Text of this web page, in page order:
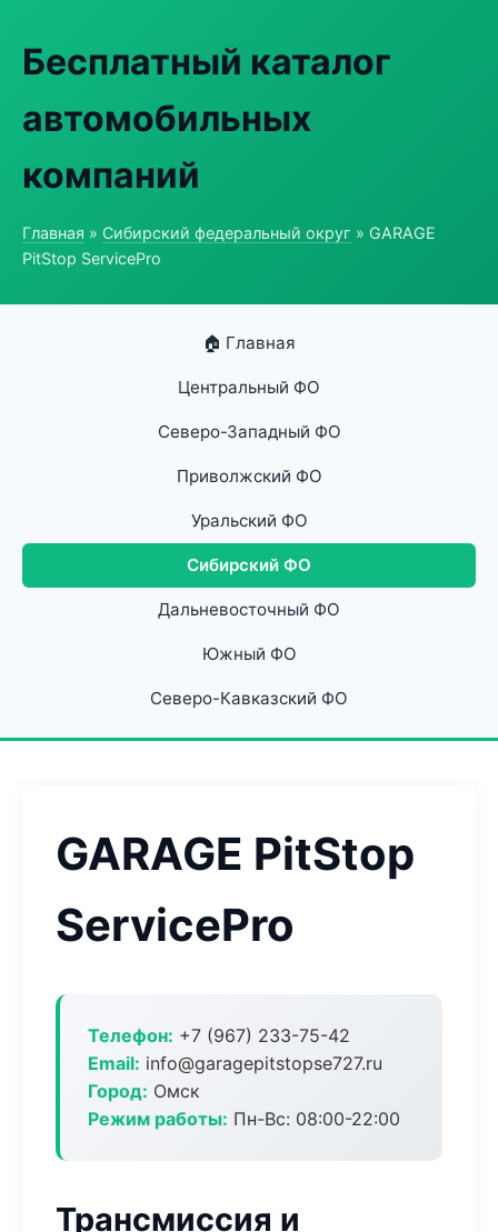
Бесплатный каталог
автомобильных
компаний
Главная » Сибирский федеральный округ » GARAGE
PitStop ServicePro
🏠 Главная
Центральный ФО
Северо-Западный ФО
Приволжский ФО
Уральский ФО
Сибирский ФО
Дальневосточный ФО
Южный ФО
Северо-Кавказский ФО
GARAGE PitStop
ServicePro
Телефон: +7 (967) 233-75-42
Email: info@garagepitstopse727.ru
Город: Омск
Режим работы: Пн-Вс: 08:00-22:00
Трансмиссия и